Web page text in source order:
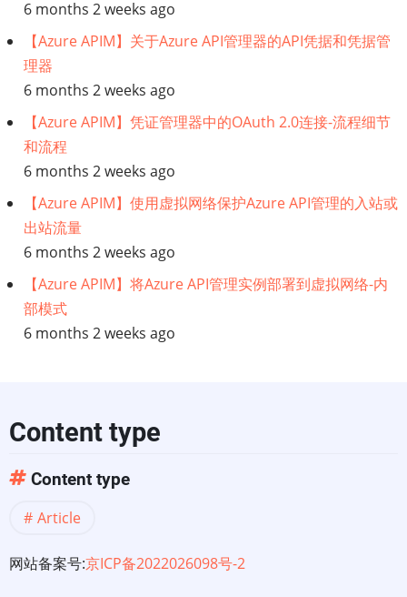
理】
IT
系
统
退
役
过
程
6 months 2 weeks ago
【Azure APIM】关于Azure API管理器的API凭据和凭据管
理器
6 months 2 weeks ago
【Azure APIM】凭证管理器中的OAuth 2.0连接-流程细节
和流程
6 months 2 weeks ago
【Azure APIM】使用虚拟网络保护Azure API管理的入站或
出站流量
6 months 2 weeks ago
【Azure APIM】将Azure API管理实例部署到虚拟网络-内
部模式
6 months 2 weeks ago
Content type
Content type
Article
网站备案号:京ICP备2022026098号-2